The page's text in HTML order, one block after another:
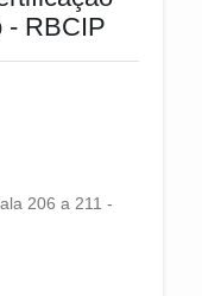
- RBCIP
206 a 211 -